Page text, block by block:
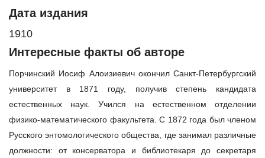
Дата издания
1910
Интересные факты об авторе
Порчинский Иосиф Алоизиевич окончил Санкт-Петербургский
университет в 1871 году, получив степень кандидата
естественных наук. Учился на естественном отделении
физико-математического факультета. С 1872 года был членом
Русского энтомологического общества, где занимал различные
должности: от консерватора и библиотекаря до секретаря